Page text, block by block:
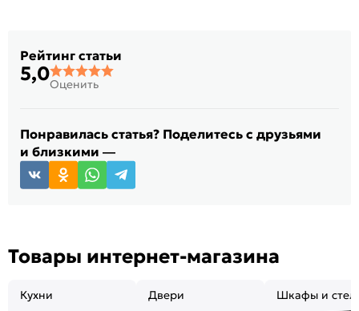
Рейтинг статьи
5,0Оценить
Понравилась статья? Поделитесь с друзьями
и близкими —
Товары интернет-магазина
Кухни Двери Шкафы и